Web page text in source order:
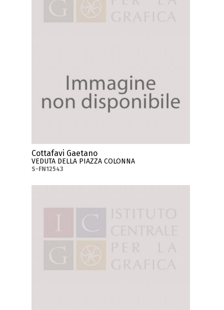
Cottafavi Gaetano
VEDUTA DELLA PIAZZA COLONNA
S-FN12543